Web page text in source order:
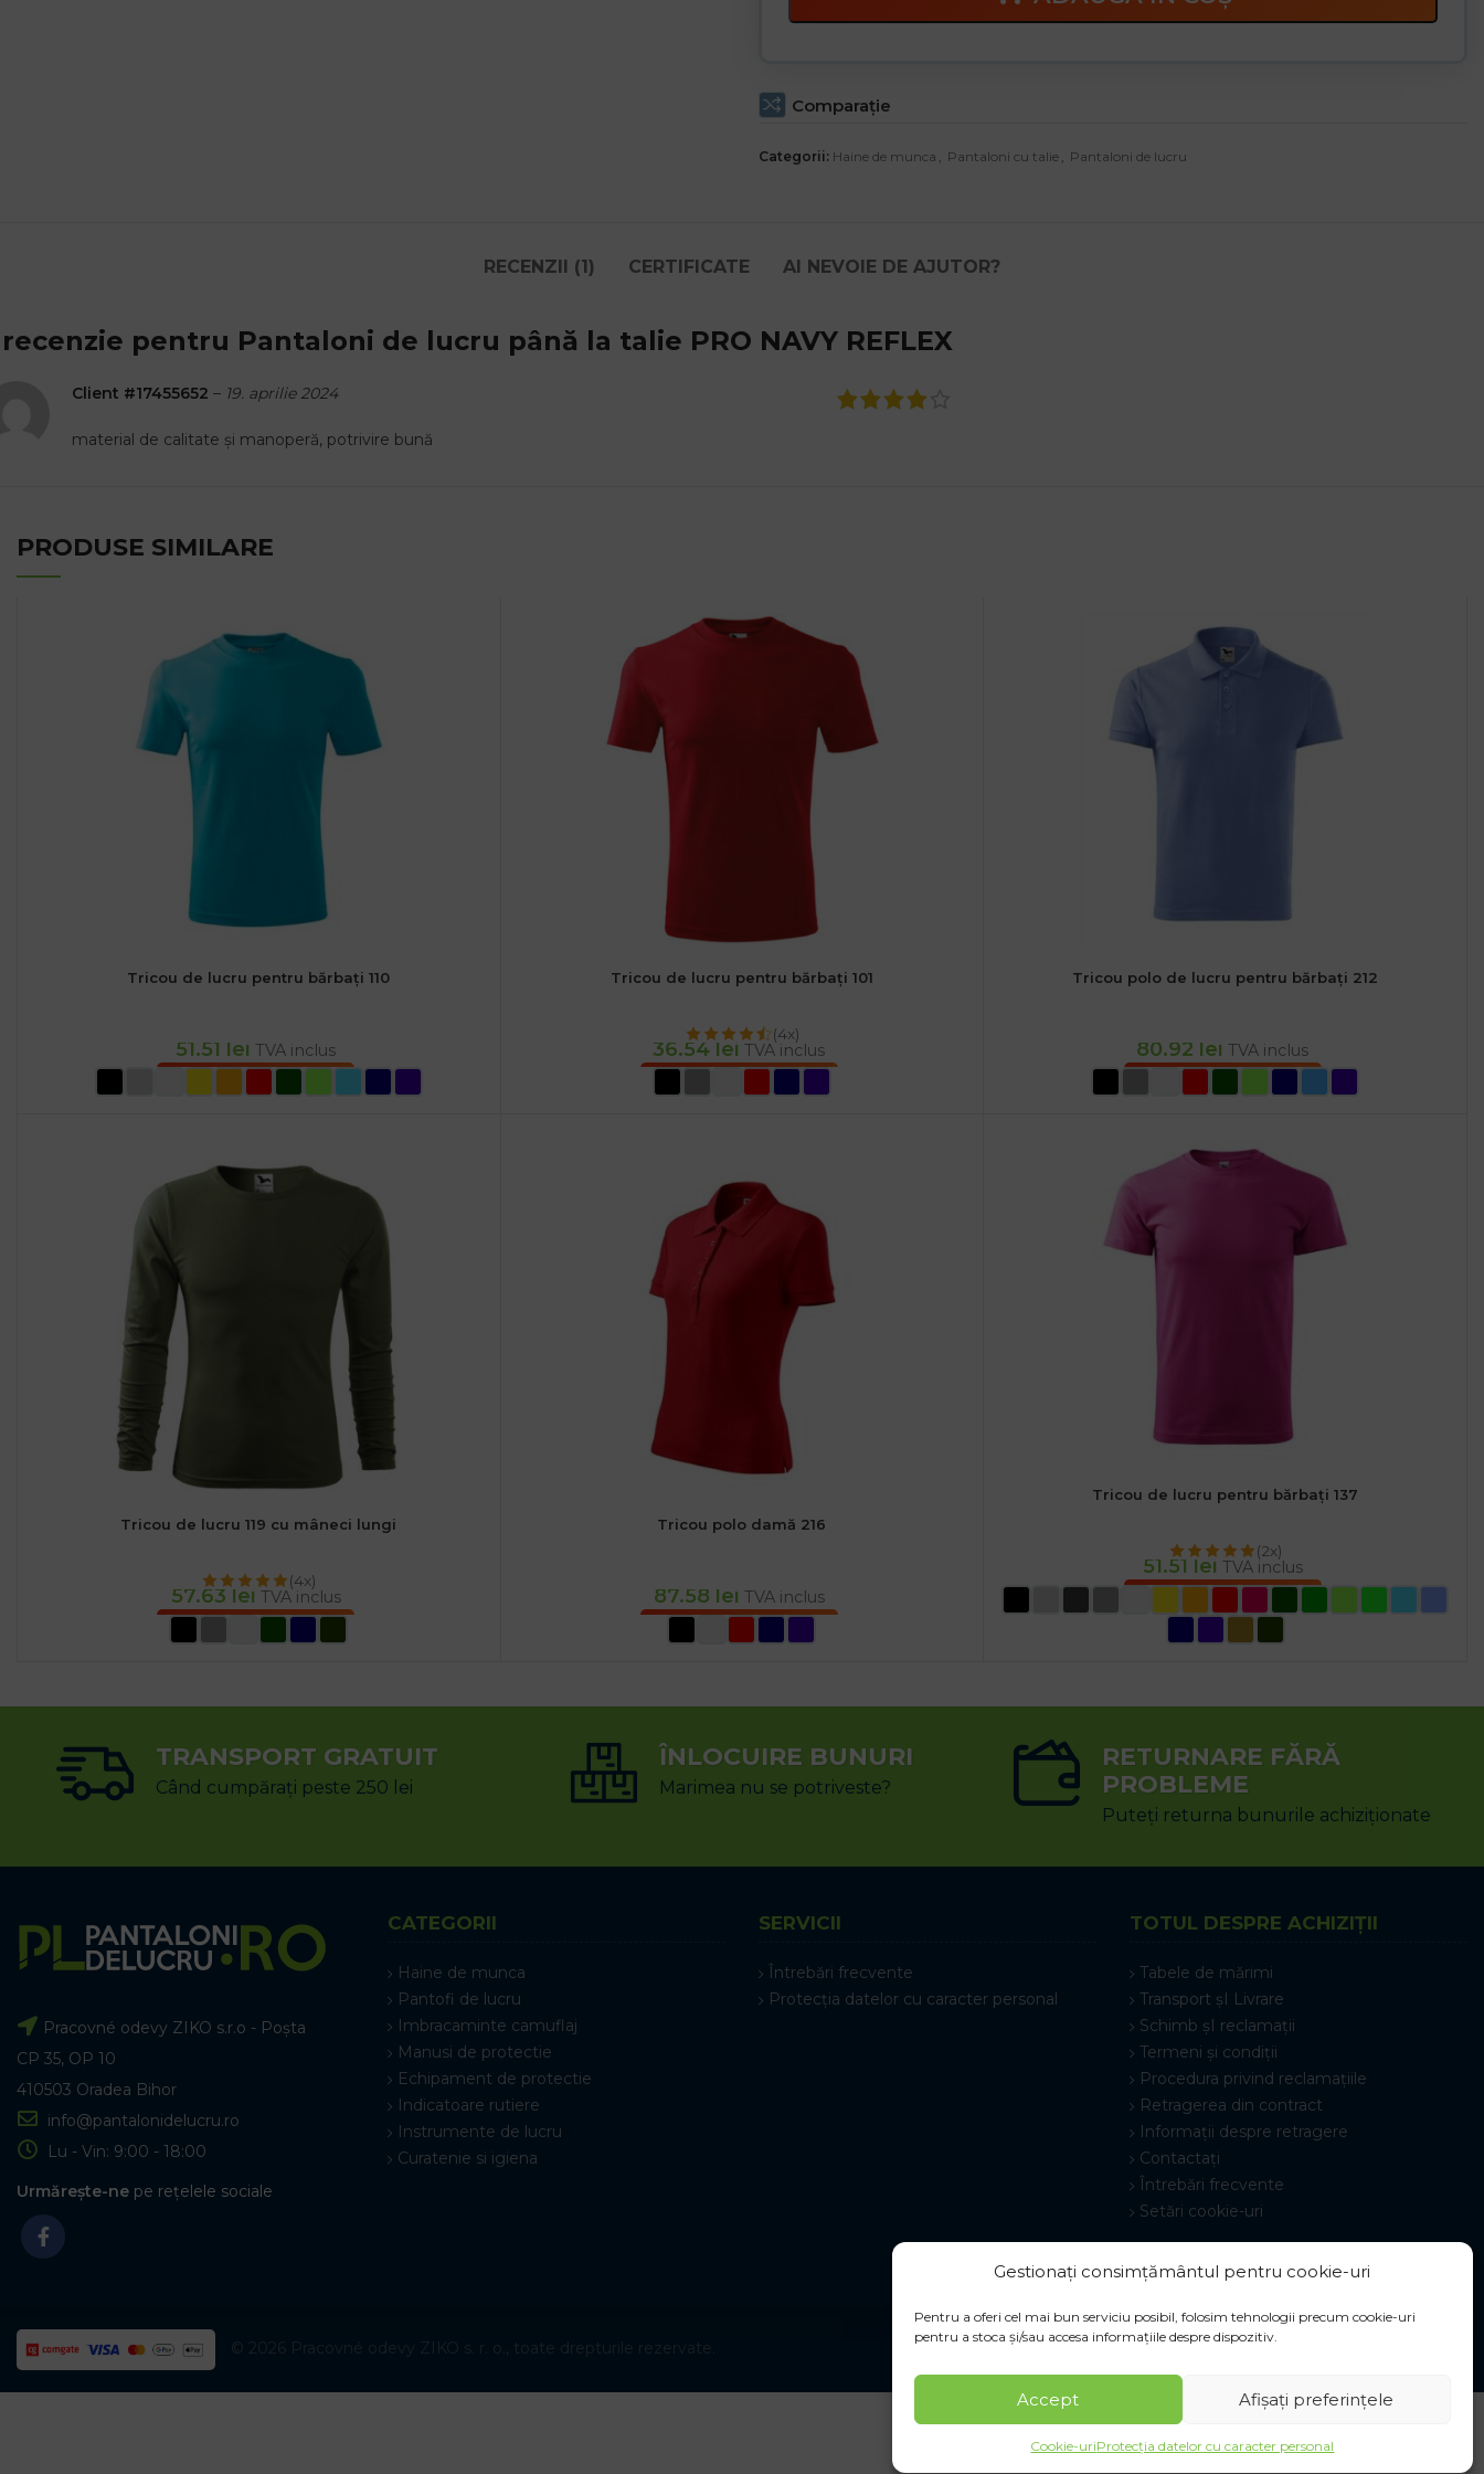
Gestionați consimțământul pentru cookie-uri
Pentru a oferi cel mai bun serviciu posibil, folosim tehnologii precum cookie-uri
pentru a stoca și/sau accesa informațiile despre dispozitiv.
Accept Afișați preferințele
Cookie-uriProtecția datelor cu caracter personal
Comparaţie
Categorii: Haine de munca , Pantaloni cu talie , Pantaloni de lucru
RECENZII (1) CERTIFICATE AI NEVOIE DE AJUTOR?
recenzie pentru Pantaloni de lucru până la talie PRO NAVY REFLEX
Client #17455652 – 19. aprilie 2024
material de calitate și manoperă, potrivire bună
PRODUSE SIMILARE
Tricou de lucru pentru bărbați 110
51.51 lei TVA inclus
Tricou de lucru pentru bărbați 101
(4x)
36.54 lei TVA inclus
Tricou polo de lucru pentru bărbați 212
80.92 lei TVA inclus
Tricou de lucru 119 cu mâneci lungi
(4x)
57.63 lei TVA inclus
Tricou polo damă 216
87.58 lei TVA inclus
Tricou de lucru pentru bărbați 137
(2x)
51.51 lei TVA inclus
TRANSPORT GRATUIT
Când cumpărați peste 250 lei
ÎNLOCUIRE BUNURI
Marimea nu se potriveste?
RETURNARE FĂRĂ
PROBLEME
Puteți returna bunurile achiziționate
Pracovné odevy ZIKO s.r.o - Poșta
CP 35, OP 10
410503 Oradea Bihor
info@pantalonidelucru.ro
Lu - Vin: 9:00 - 18:00
Urmărește-ne pe rețelele sociale
CATEGORII
Haine de munca
Pantofi de lucru
Imbracaminte camuflaj
Manusi de protectie
Echipament de protectie
Indicatoare rutiere
Instrumente de lucru
Curatenie si igiena
SERVICII
Întrebări frecvente
Protecția datelor cu caracter personal
TOTUL DESPRE ACHIZIȚII
Tabele de mărimi
Transport șI Livrare
Schimb șI reclamații
Termeni și condiții
Procedura privind reclamațiile
Retragerea din contract
Informații despre retragere
Contactați
Întrebări frecvente
Setări cookie-uri